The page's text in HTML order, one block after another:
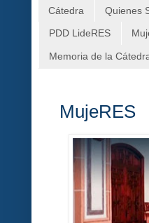
Cátedra Quienes
PDD LideRES
Memoria de la
MujeRES